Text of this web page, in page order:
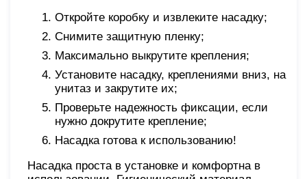
Откройте коробку и извлеките насадку;
Снимите защитную пленку;
Максимально выкрутите крепления;
Установите насадку, креплениями вниз, на
унитаз и закрутите их;
Проверьте надежность фиксации, если
нужно докрутите крепление;
Насадка готова к использованию!
Насадка проста в установке и комфортна в